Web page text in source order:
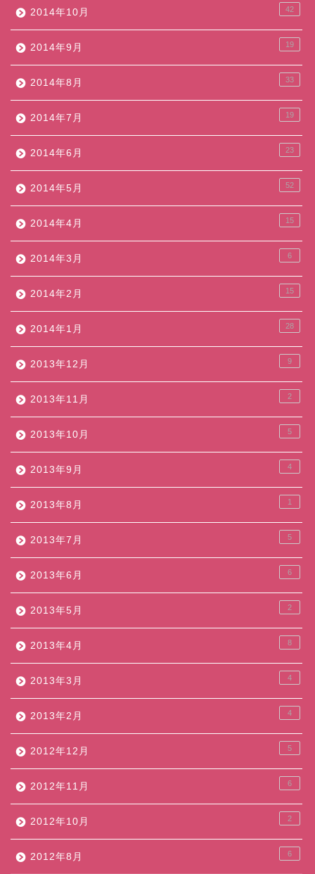
2014年10月 42
2014年9月 19
2014年8月 33
2014年7月 19
2014年6月 23
2014年5月 52
2014年4月 15
2014年3月 6
2014年2月 15
2014年1月 28
2013年12月 9
2013年11月 2
2013年10月 5
2013年9月 4
2013年8月 1
2013年7月 5
2013年6月 6
2013年5月 2
2013年4月 8
2013年3月 4
2013年2月 4
2012年12月 5
2012年11月 6
2012年10月 2
2012年8月 6